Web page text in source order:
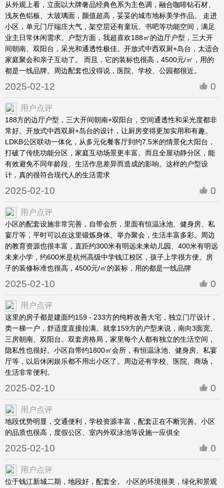
从外观上看，立面以大牌奢品经典色系为主色调，融合咖啡钻石材、
浅灰色铝板、大玻璃面，颜值超高，妥妥的城市地标美学作品。 走进
小区，单元门厅端庄大气，架空层还有童玩、书吧等功能空间，满足
业主日常休闲需求。户型方面，我超喜欢188㎡的边厅户型，三大开
间朝南、双阳台，采光和通透性极佳。开放式中西双厨+岛台，太适合
家庭聚会和亲子互动了。 而且，它的装标也很高，4500元/㎡，用的
都是一线品牌。周边配套也没得说，医院、学校、公园都很近。
2025-02-12 0
用户点评
188方的边厅户型，三大开间朝南+双阳台，空间通透性和采光度都非
常好。开放式中西双厨+岛台的设计，让厨房变得更加实用和有趣。
LDKB公区联动一体化，从多元化餐客厅到约7.5米的情景化大阳台，
打破了传统功能分区，家庭互动场景更丰富。而且全屋动静分区，能
有效避免不同年龄段、生活作息差异而造成的影响。这样的户型设
计，真的很符合现代人的生活需求
2025-02-10 0
用户点评
小区的配套设施非常完善，自带会所，里面有恒温泳池、健身房、私
宴厅等，平时可以在这里锻炼身体、举办聚会，生活丰富多彩。周边
的教育资源也很丰富，直距约300米有明远未来幼儿园、400米有明远
未来小学，约600米是杭州高级中学钱江校区，孩子上学很方便。房
子的装修标准也很高，4500元/㎡的装标，用的都是一线品牌
2025-02-10 0
用户点评
这里的房子都是建面约159 - 233方的纯粹改善大宅，独立门厅设计，
类一梯一户，舒适度直接拉满。就拿159方的户型来说，南向3面宽、
三房朝南、双阳台。双套房格局，家里每个人都有独立的生活空间，
隐私性也很好。小区自带约1800㎡会所，有恒温泳池、健身房、私宴
厅等，以后休闲娱乐都不用出小区了。周边还有学校、医院、商场，
生活非常便利。
2025-02-10 0
用户点评
地段优势明显，交通便利，学校资源丰富，配套正在不断完善。小区
的品质也很高，度假公区、室内外双泳池等设施一应俱全
2025-02-10 0
用户点评
位于钱江新城二期，地段好，配套全。 小区的环境很美，绿化和景观